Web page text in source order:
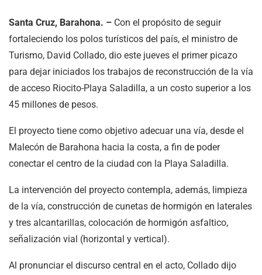
Santa Cruz, Barahona. – Con el propósito de seguir
fortaleciendo los polos turísticos del país, el ministro de
Turismo, David Collado, dio este jueves el primer picazo
para dejar iniciados los trabajos de reconstrucción de la vía
de acceso Riocito-Playa Saladilla, a un costo superior a los
45 millones de pesos.
El proyecto tiene como objetivo adecuar una vía, desde el
Malecón de Barahona hacia la costa, a fin de poder
conectar el centro de la ciudad con la Playa Saladilla.
La intervención del proyecto contempla, además, limpieza
de la vía, construcción de cunetas de hormigón en laterales
y tres alcantarillas, colocación de hormigón asfaltico,
señalización vial (horizontal y vertical).
Al pronunciar el discurso central en el acto, Collado dijo